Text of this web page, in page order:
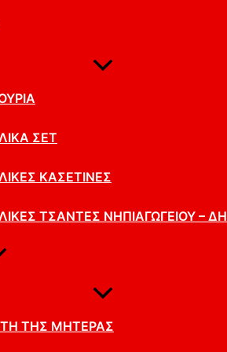
ΣΕΤ
ΚΑΣΕΤΊΝΕΣ
ΤΣΆΝΤΕΣ ΝΗΠΙΑΓΩΓΕΊΟΥ –
ΤΗΣ ΜΗΤΈΡΑΣ